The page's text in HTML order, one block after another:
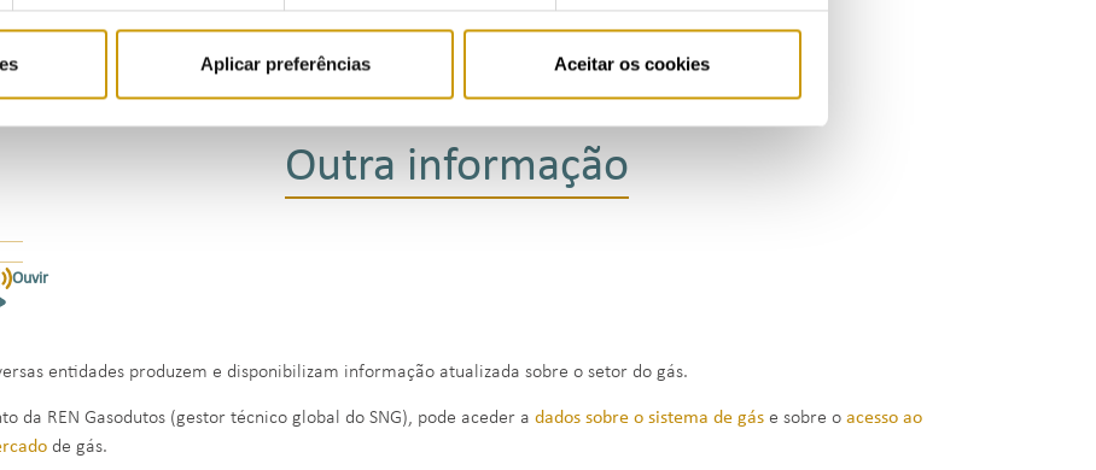
Aplicar preferências Aceitar os cookies
Outra informação
Ouvir
entidades produzem e disponibilizam informação atualizada sobre o setor do gás.
da REN Gasodutos (gestor técnico global do SNG), pode aceder a dados sobre o sistema de gás e sobre o acesso ao
de gás.